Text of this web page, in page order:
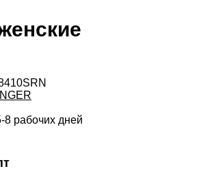
8 рабочих дней